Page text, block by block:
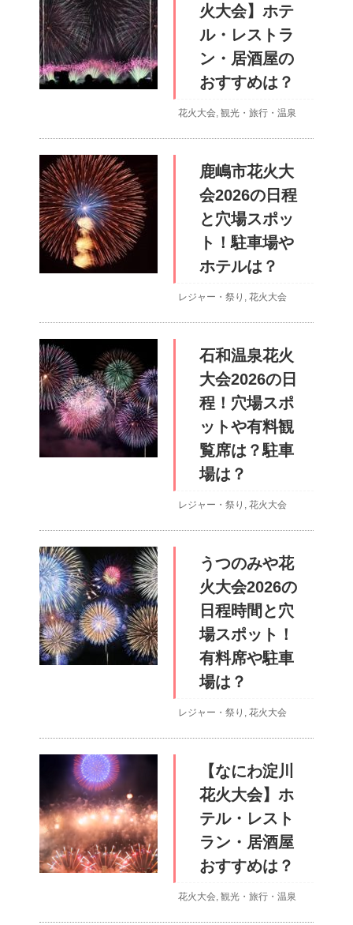
火大会】ホテ
ル・レストラ
ン・居酒屋の
おすすめは？
花火大会, 観光・旅行・温泉
鹿嶋市花火大
会2026の日程
と穴場スポッ
ト！駐車場や
ホテルは？
レジャー・祭り , 花火大会
石和温泉花火
大会2026の日
程！穴場スポ
ットや有料観
覧席は？駐車
場は？
レジャー・祭り , 花火大会
うつのみや花
火大会2026の
日程時間と穴
場スポット！
有料席や駐車
場は？
レジャー・祭り , 花火大会
【なにわ淀川
花火大会】ホ
テル・レスト
ラン・居酒屋
おすすめは？
花火大会, 観光・旅行・温泉